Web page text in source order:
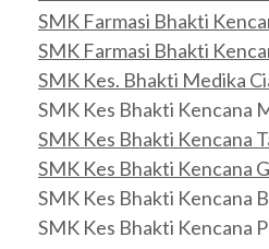
SMK Farmasi Bhakti
SMK Farmasi Bhakti
SMK Kes. Bhakti Medika
SMK Kes Bhakti Kencana
SMK Kes Bhakti Kencana
SMK Kes Bhakti Kencana
SMK Kes Bhakti Kencana
SMK Kes Bhakti Kencana